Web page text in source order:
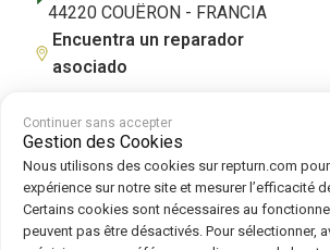
44220 COUËRON - FRANCIA
Encuentra un reparador
asociado
Condiciones generales de venta Aviso legal
Cookies|Política de cookies
Síguenos en :
Continuer sans accepter
Gestion des Cookies
Nous utilisons des cookies sur repturn.com
expérience sur notre site et mesurer l’efficacité
Certains cookies sont nécessaires au
peuvent pas être désactivés. Pour sélectionner,